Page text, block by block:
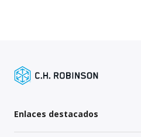
Enlaces destacados